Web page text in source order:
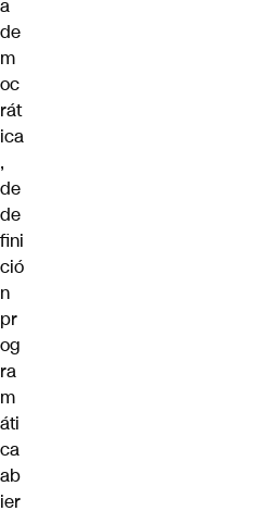
a
de
m
oc
rát
ica
,
de
de
fini
ció
n
pr
og
ra
m
áti
ca
ab
ier